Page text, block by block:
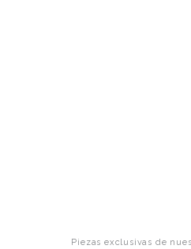
Piezas exclusivas de